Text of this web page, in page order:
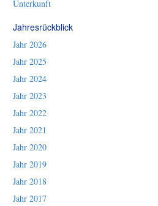
Unterkunft
Jahresrückblick
Jahr 2026
Jahr 2025
Jahr 2024
Jahr 2023
Jahr 2022
Jahr 2021
Jahr 2020
Jahr 2019
Jahr 2018
Jahr 2017